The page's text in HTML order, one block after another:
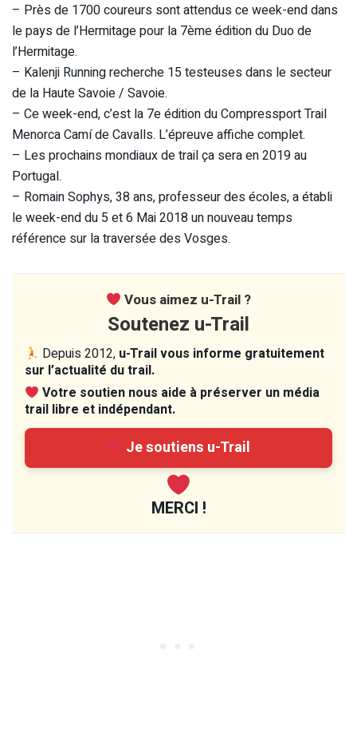
– Près de 1700 coureurs sont attendus ce week-end dans
le pays de l’Hermitage pour la 7ème édition du Duo de
l’Hermitage.
– Kalenji Running recherche 15 testeuses dans le secteur
de la Haute Savoie / Savoie.
– Ce week-end, c’est la 7e édition du Compressport Trail
Menorca Camí de Cavalls. L’épreuve affiche complet.
– Les prochains mondiaux de trail ça sera en 2019 au
Portugal.
– Romain Sophys, 38 ans, professeur des écoles, a établi
le week-end du 5 et 6 Mai 2018 un nouveau temps
référence sur la traversée des Vosges.
Vous aimez u-Trail ?
Soutenez u-Trail
Depuis 2012, u-Trail vous informe gratuitement
sur l’actualité du trail.
Votre soutien nous aide à préserver un média
trail libre et indépendant.
Je soutiens u-Trail
MERCI !